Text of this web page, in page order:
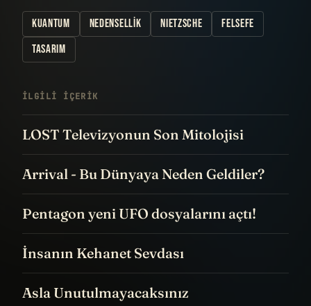
KUANTUM NEDENSELLIK NIETZSCHE
FELSEFE
TASARIM
İLGILI IÇERIK
LOST Televizyonun Son Mitolojisi
Arrival - Bu Dünyaya Neden Geldiler?
Pentagon yeni UFO dosyalarını açtı!
İnsanın Kehanet Sevdası
Asla Unutulmayacaksınız